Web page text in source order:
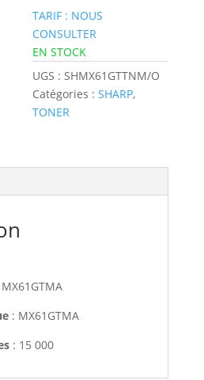
TARIF : NOUS
CONSULTER
EN STOCK
UGS :SHMX61GTTNM/O
Catégories :SHARP,
TONER
: MX61GTMA
: 15 000